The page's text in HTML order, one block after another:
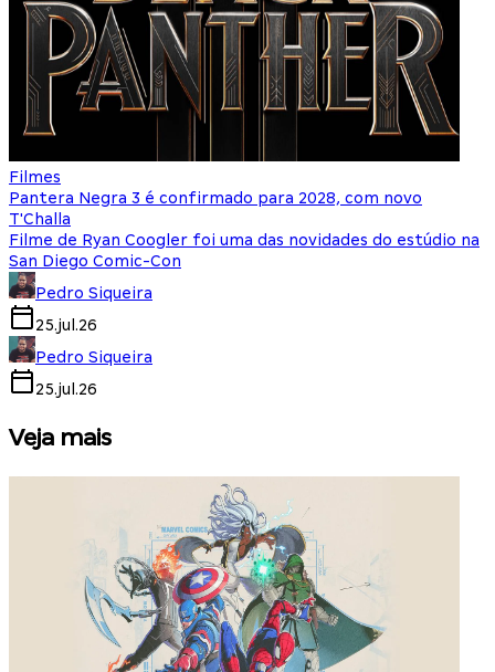
Filmes
Pantera Negra 3 é confirmado para 2028, com novo
T'Challa
Filme de Ryan Coogler foi uma das novidades do estúdio na
San Diego Comic-Con
Pedro Siqueira
25.jul.26
Pedro Siqueira
25.jul.26
Veja mais